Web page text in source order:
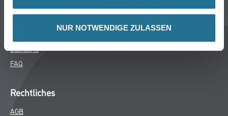
NUR NOTWENDIGE ZULASSEN
Services
Standorte
FAQ
Rechtliches
AGB